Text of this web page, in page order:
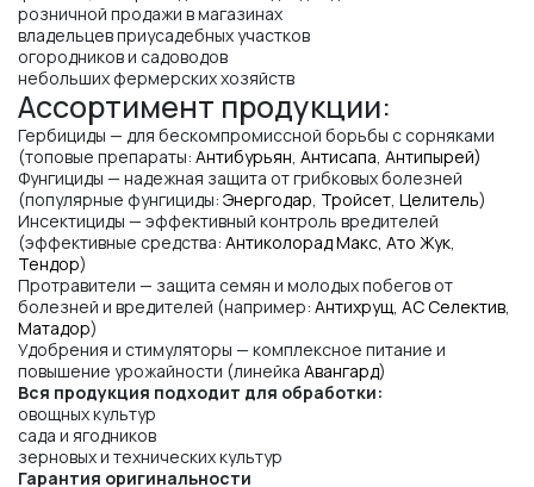
розничной продажи в магазинах
владельцев приусадебных участков
огородников и садоводов
небольших фермерских хозяйств
Ассортимент продукции:
Гербициды — для бескомпромиссной борьбы с сорняками
(топовые препараты: Антибурьян, Антисапа, Антипырей)
Фунгициды — надежная защита от грибковых болезней
(популярные фунгициды: Энергодар, Тройсет, Целитель)
Инсектициды — эффективный контроль вредителей
(эффективные средства: Антиколорад Макс, Ато Жук,
Тендор)
Протравители — защита семян и молодых побегов от
болезней и вредителей (например: Антихрущ, АС Селектив,
Матадор)
Удобрения и стимуляторы — комплексное питание и
повышение урожайности (линейка Авангард)
Вся продукция подходит для обработки:
овощных культур
сада и ягодников
зерновых и технических культур
Гарантия оригинальности